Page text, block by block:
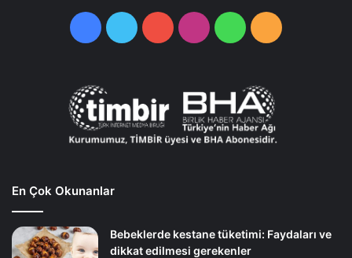
FacebookTwitterYouTubeInstagramWhatsApp
RSS
En Çok Okunanlar
Bebeklerde kestane tüketimi: Faydaları ve
dikkat edilmesi gerekenler